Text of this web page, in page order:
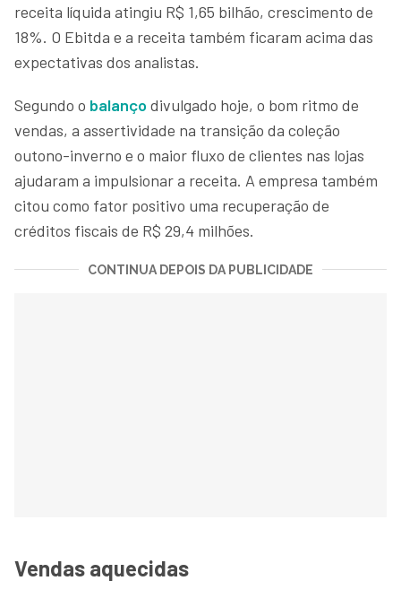
receita líquida atingiu R$ 1,65 bilhão, crescimento de
18%. O Ebitda e a receita também ficaram acima das
expectativas dos analistas.
Segundo o balanço divulgado hoje, o bom ritmo de
vendas, a assertividade na transição da coleção
outono-inverno e o maior fluxo de clientes nas lojas
ajudaram a impulsionar a receita. A empresa também
citou como fator positivo uma recuperação de
créditos fiscais de R$ 29,4 milhões.
CONTINUA DEPOIS DA PUBLICIDADE
Vendas aquecidas